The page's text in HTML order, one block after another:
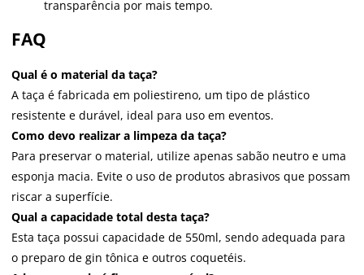
transparência por mais tempo.
FAQ
Qual é o material da taça?
A taça é fabricada em poliestireno, um tipo de plástico
resistente e durável, ideal para uso em eventos.
Como devo realizar a limpeza da taça?
Para preservar o material, utilize apenas sabão neutro e uma
esponja macia. Evite o uso de produtos abrasivos que possam
riscar a superfície.
Qual a capacidade total desta taça?
Esta taça possui capacidade de 550ml, sendo adequada para
o preparo de gin tônica e outros coquetéis.